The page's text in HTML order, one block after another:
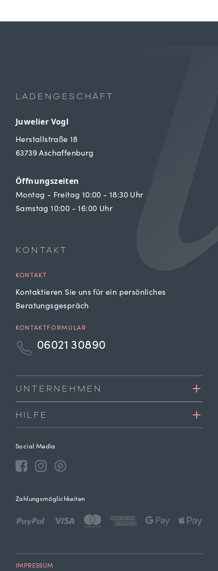
LADENGESCHÄFT
Juwelier Vogl
Herstallstraße 18
63739 Aschaffenburg
Öffnungszeiten
Montag - Freitag 10:00 - 18:30 Uhr
Samstag 10:00 - 16:00 Uhr
KONTAKT
KONTAKT
Kontaktieren Sie uns für ein persönliches
Beratungsgespräch
KONTAKTFORMULAR
06021 30890
UNTERNEHMEN
HILFE
Social Media
Zahlungsmöglichkeiten
IMPRESSUM